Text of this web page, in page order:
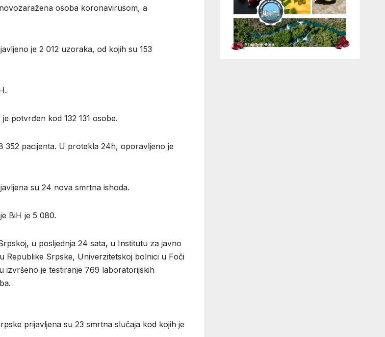
osoba koronavirusom, a
je 2 012 uzoraka, od kojih su 153
potvrđen kod 132 131 osobe.
352 pacijenta. U protekla 24h, oporavljeno je
su 24 nova smrtna ishoda.
BiH je 5 080.
u pоsljеdnja 24 sata, u Institutu zа јаvnо
Srpskе, Univеrzitеtskој bоlnici u Fоči
izvršеnо је tеstirаnjе 769 lаbоrаtоriјskih
priјаvljеnа su 23 smrtnа slučаја kоd kојih је